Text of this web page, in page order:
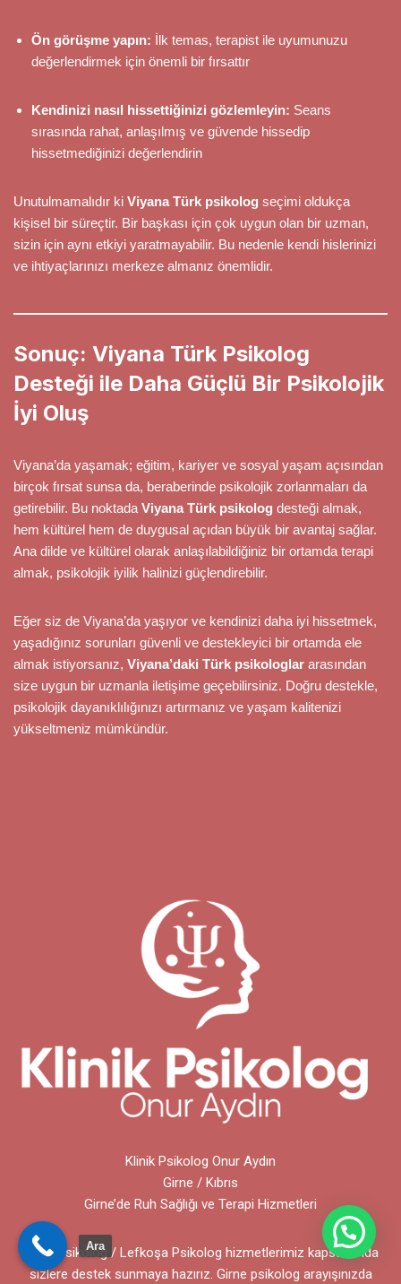
Ön görüşme yapın: İlk temas, terapist ile uyumunuzu
değerlendirmek için önemli bir fırsattır
Kendinizi nasıl hissettiğinizi gözlemleyin: Seans
sırasında rahat, anlaşılmış ve güvende hissedip
hissetmediğinizi değerlendirin
Unutulmamalıdır ki Viyana Türk psikolog seçimi oldukça
kişisel bir süreçtir. Bir başkası için çok uygun olan bir uzman,
sizin için aynı etkiyi yaratmayabilir. Bu nedenle kendi hislerinizi
ve ihtiyaçlarınızı merkeze almanız önemlidir.
Sonuç: Viyana Türk Psikolog
Desteği ile Daha Güçlü Bir Psikolojik
İyi Oluş
Viyana’da yaşamak; eğitim, kariyer ve sosyal yaşam açısından
birçok fırsat sunsa da, beraberinde psikolojik zorlanmaları da
getirebilir. Bu noktada Viyana Türk psikolog desteği almak,
hem kültürel hem de duygusal açıdan büyük bir avantaj sağlar.
Ana dilde ve kültürel olarak anlaşılabildiğiniz bir ortamda terapi
almak, psikolojik iyilik halinizi güçlendirebilir.
Eğer siz de Viyana’da yaşıyor ve kendinizi daha iyi hissetmek,
yaşadığınız sorunları güvenli ve destekleyici bir ortamda ele
almak istiyorsanız, Viyana’daki Türk psikologlar arasından
size uygun bir uzmanla iletişime geçebilirsiniz. Doğru destekle,
psikolojik dayanıklılığınızı artırmanız ve yaşam kalitenizi
yükseltmeniz mümkündür.
Klinik Psikolog Onur Aydın
Girne / Kıbrıs
Girne’de Ruh Sağlığı ve Terapi Hizmetleri
Girne Psikolog / Lefkoşa Psikolog hizmetlerimiz kapsamında
sizlere destek sunmaya hazırız. Girne psikolog arayışınızda
Ara